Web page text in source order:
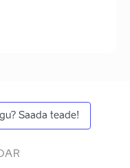
Saada teade!